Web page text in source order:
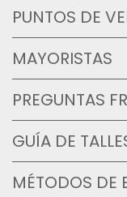
PUNTOS DE
MAYORISTAS
PREGUNTAS
GUÍA DE
MÉTODOS DE